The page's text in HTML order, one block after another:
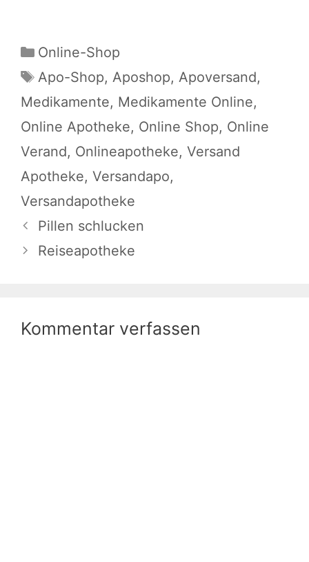
Kategorien
Online-Shop
Schlagwörter
Apo-Shop, Aposhop, Apoversand,
Medikamente, Medikamente Online,
Online Apotheke, Online Shop, Online
Verand, Onlineapotheke, Versand
Apotheke, Versandapo,
Versandapotheke
Pillen schlucken
Reiseapotheke
Kommentar verfassen